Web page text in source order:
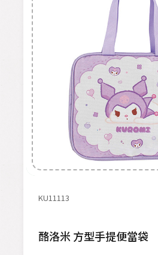
KU11113
酪洛米 方型手提便當袋